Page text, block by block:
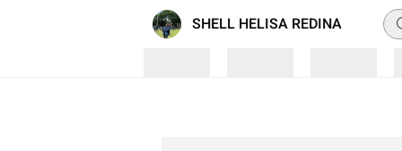
SHELL HELISA REDINA